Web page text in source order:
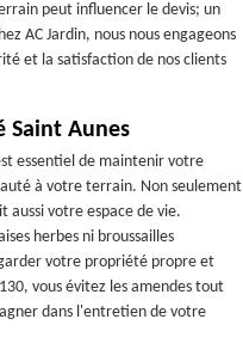
peut influencer le devis; un
AC Jardin, nous nous engageons
et la satisfaction de nos clients
Saint Aunes
essentiel de maintenir votre
à votre terrain. Non seulement
aussi votre espace de vie.
herbes ni broussailles
votre propriété propre et
vous évitez les amendes tout
dans l'entretien de votre